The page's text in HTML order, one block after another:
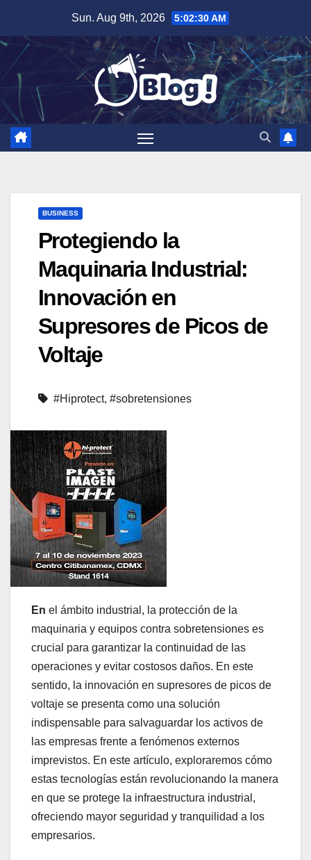
content
Sun. Aug 9th, 2026 5:02:31 AM
BUSINESS
Protegiendo la
Maquinaria Industrial:
Innovación en
Supresores de Picos de
Voltaje
#Hiprotect, #sobretensiones
En el ámbito industrial, la protección de la
maquinaria y equipos contra sobretensiones es
crucial para garantizar la continuidad de las
operaciones y evitar costosos daños. En este
sentido, la innovación en supresores de picos de
voltaje se presenta como una solución
indispensable para salvaguardar los activos de
las empresas frente a fenómenos externos
imprevistos. En este artículo, exploraremos cómo
estas tecnologías están revolucionando la manera
en que se protege la infraestructura industrial,
ofreciendo mayor seguridad y tranquilidad a los
empresarios.